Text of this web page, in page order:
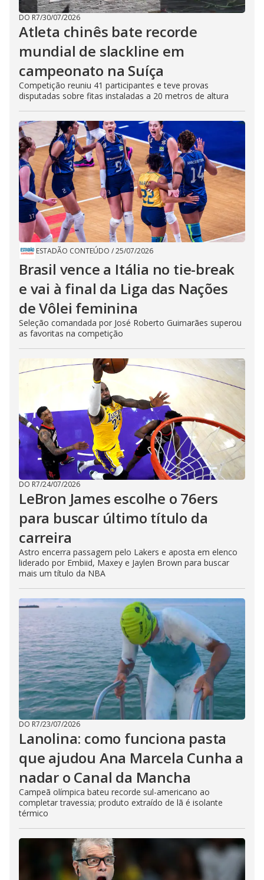
DO R7/30/07/2026
Atleta chinês bate recorde
mundial de slackline em
campeonato na Suíça
Competição reuniu 41 participantes e teve provas
disputadas sobre fitas instaladas a 20 metros de altura
ESTADÃO CONTEÚDO /25/07/2026
Brasil vence a Itália no tie-break
e vai à final da Liga das Nações
de Vôlei feminina
Seleção comandada por José Roberto Guimarães superou
as favoritas na competição
DO R7/24/07/2026
LeBron James escolhe o 76ers
para buscar último título da
carreira
Astro encerra passagem pelo Lakers e aposta em elenco
liderado por Embiid, Maxey e Jaylen Brown para buscar
mais um título da NBA
DO R7/23/07/2026
Lanolina: como funciona pasta
que ajudou Ana Marcela Cunha a
nadar o Canal da Mancha
Campeã olímpica bateu recorde sul-americano ao
completar travessia; produto extraído de lã é isolante
térmico